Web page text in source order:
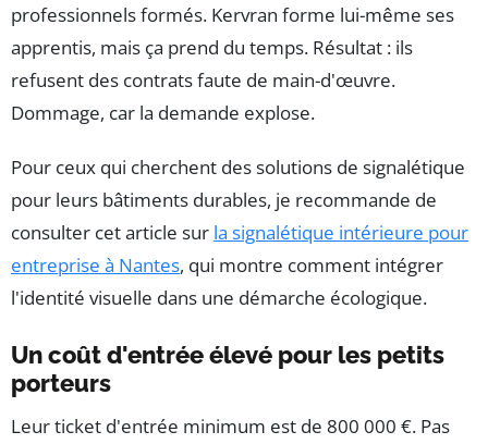
professionnels formés. Kervran forme lui-même ses
apprentis, mais ça prend du temps. Résultat : ils
refusent des contrats faute de main-d'œuvre.
Dommage, car la demande explose.
Pour ceux qui cherchent des solutions de signalétique
pour leurs bâtiments durables, je recommande de
consulter cet article sur la signalétique intérieure pour
entreprise à Nantes, qui montre comment intégrer
l'identité visuelle dans une démarche écologique.
Un coût d'entrée élevé pour les petits
porteurs
Leur ticket d'entrée minimum est de 800 000 €. Pas